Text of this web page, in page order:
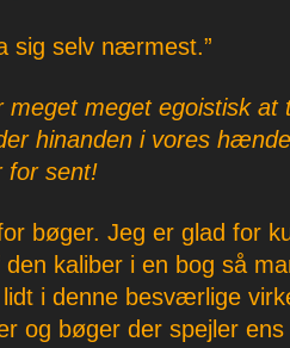
sig selv nærmest.”
meget meget egoistisk at
hinanden i vores
for sent!
bøger. Jeg er glad for
kaliber i en bog så
i denne besværlige
og bøger der spejler